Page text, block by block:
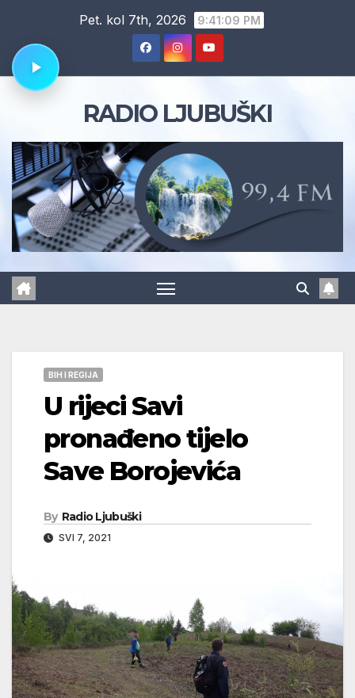
content
Pet. kol 7th, 2026 9:41:10 PM
RADIO LJUBUŠKI
BIH I REGIJA
U rijeci Savi
pronađeno tijelo
Save Borojevića
By Radio Ljubuški
SVI 7, 2021